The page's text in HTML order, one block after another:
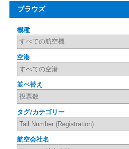
ブラウズ
機種
空港
並べ替え
タグ/カテゴリー
航空会社名